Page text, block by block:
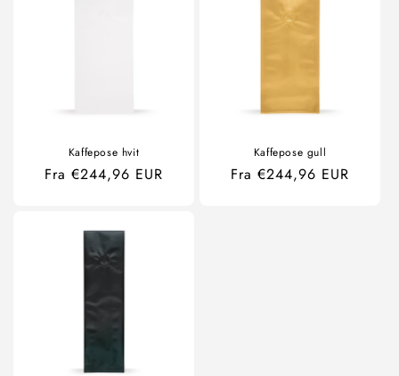
Kaffepose hvit
Ordinær
Fra €244,96 EUR
Kaffepose gull
Ordinær
Fra €244,96 EUR